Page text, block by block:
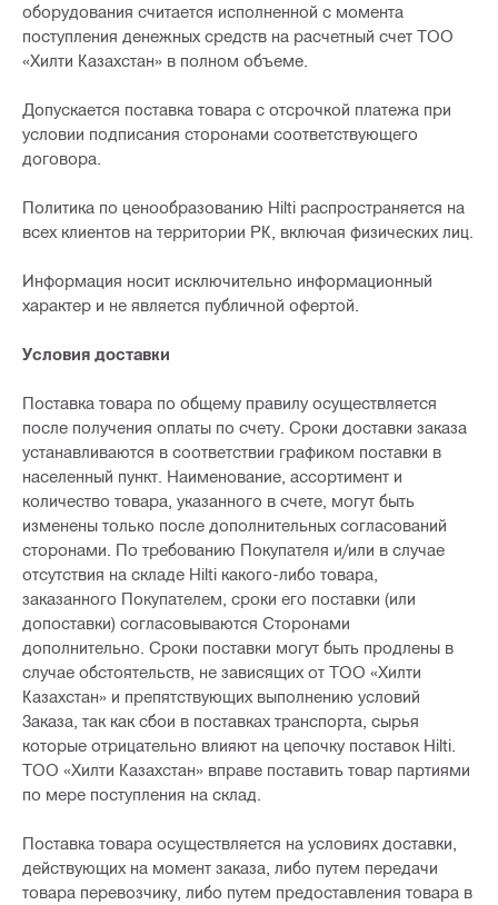
оборудования считается исполненной с момента
поступления денежных средств на расчетный счет ТОО
«Хилти Казахстан» в полном объеме.
Допускается поставка товара с отсрочкой платежа при
условии подписания сторонами соответствующего
договора.
Политика по ценообразованию Hilti распространяется на
всех клиентов на территории РК, включая физических лиц.
Информация носит исключительно информационный
характер и не является публичной офертой.
Условия доставки
Поставка товара по общему правилу осуществляется
после получения оплаты по счету. Сроки доставки заказа
устанавливаются в соответствии графиком поставки в
населенный пункт. Наименование, ассортимент и
количество товара, указанного в счете, могут быть
изменены только после дополнительных согласований
сторонами. По требованию Покупателя и/или в случае
отсутствия на складе Hilti какого-либо товара,
заказанного Покупателем, сроки его поставки (или
допоставки) согласовываются Сторонами
дополнительно. Сроки поставки могут быть продлены в
случае обстоятельств, не зависящих от ТОО «Хилти
Казахстан» и препятствующих выполнению условий
Заказа, так как сбои в поставках транспорта, сырья
которые отрицательно влияют на цепочку поставок Hilti.
ТОО «Хилти Казахстан» вправе поставить товар партиями
по мере поступления на склад.
Поставка товара осуществляется на условиях доставки,
действующих на момент заказа, либо путем передачи
товара перевозчику, либо путем предоставления товара в